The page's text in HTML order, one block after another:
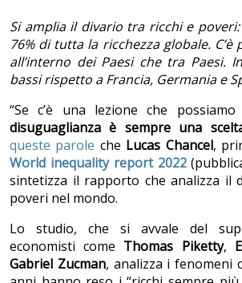
Si amplia il divario tra ricchi e
76% di tutta la ricchezza globale. C’è
all’interno dei Paesi che tra Paesi.
bassi rispetto a Francia, Germania e
“Se c’è una lezione che
disuguaglianza è sempre una
queste parole che Lucas Chancel,
World inequality report 2022
sintetizza il rapporto che analizza il
poveri nel mondo.
Lo studio, che si avvale del
economisti come Thomas Piketty,
Gabriel Zucman, analizza i fenomeni